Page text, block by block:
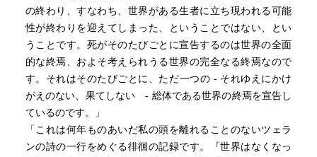
の終わり、すなわち、世界がある生者に立ち現われる可能
性が終わりを迎えてしまった、ということではない、とい
うことです。死がそのたびごとに宣告するのは世界の全面
的な終焉、およそ考えられうる世界の完全なる終焉なので
す。それはそのたびごとに、ただ一つの - それゆえにかけ
がえのない、果てしない - 総体である世界の終焉を宣告し
ているのです。」
「これは何年ものあいだ私の頭を離れることのないツェラ
ンの詩の一行をめぐる徘徊の記録です。『世界はなくなっ